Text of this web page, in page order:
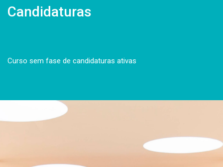
Candidaturas
Curso sem fase de candidaturas ativas